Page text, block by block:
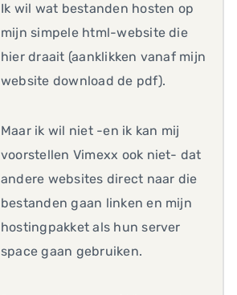
Ik wil wat bestanden hosten op
mijn simpele html-website die
hier draait (aanklikken vanaf mijn
website download de pdf).
Maar ik wil niet -en ik kan mij
voorstellen Vimexx ook niet- dat
andere websites direct naar die
bestanden gaan linken en mijn
hostingpakket als hun server
space gaan gebruiken.